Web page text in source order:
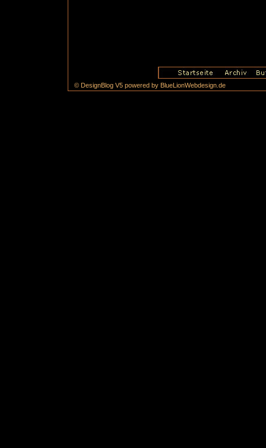
© DesignBlog V5 powered by BlueLionWebdesign.de